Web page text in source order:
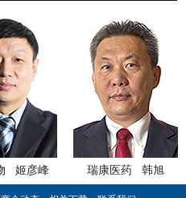
瑞康医药 韩旭 人民药